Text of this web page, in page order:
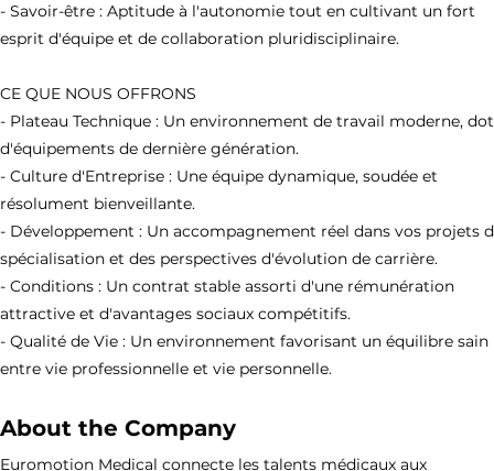
- Savoir-être : Aptitude à l'autonomie tout en cultivant un fort
esprit d'équipe et de collaboration pluridisciplinaire.
CE QUE NOUS OFFRONS
- Plateau Technique : Un environnement de travail moderne,
d'équipements de dernière génération.
- Culture d'Entreprise : Une équipe dynamique, soudée et
résolument bienveillante.
- Développement : Un accompagnement réel dans vos projets
spécialisation et des perspectives d'évolution de carrière.
- Conditions : Un contrat stable assorti d'une rémunération
attractive et d'avantages sociaux compétitifs.
- Qualité de Vie : Un environnement favorisant un équilibre sain
entre vie professionnelle et vie personnelle.
About the Company
Euromotion Medical connecte les talents médicaux aux